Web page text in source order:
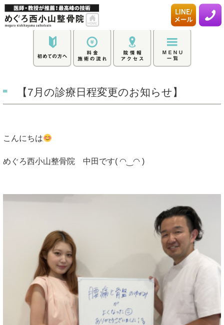
【7月の診療日程変更のお知らせ】
こんにちは
めぐろ西小山整骨院 中田です( ◠‿◠ )